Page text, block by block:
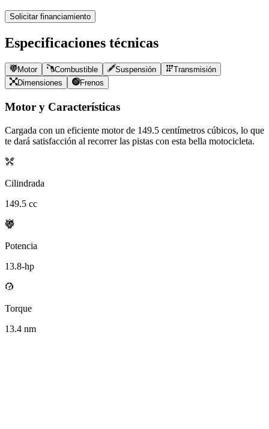
Solicitar financiamiento
Especificaciones técnicas
Motor Combustible Suspensión
Transmisión
Dimensiones
Frenos
Motor y Características
Cargada con un eficiente motor de 149.5 centímetros cúbicos, lo que
te dará satisfacción al recorrer las pistas con esta bella motocicleta.
Cilindrada
149.5 cc
Potencia
13.8-hp
Torque
13.4 nm